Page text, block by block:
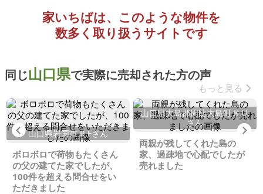
家いちばは、このような物件を
数多く取り扱うサイトです
同じ山口県で実際に売却された方の声
もっと見る
Previous
山口県岩国市 R.Fさん
ボロボロで荷物もたくさん
の父の建てた家でしたが、
100件を超える問合せをい
ただきました
山口県大島郡周防大島町 K.U.
さん
両親が残してくれた島の
家、過疎地で心配でしたが
売れました